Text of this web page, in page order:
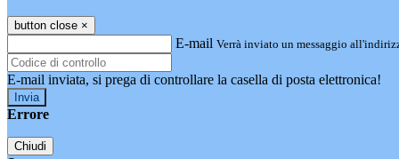
button close ×
E-mail Verrà inviato un messaggio
E-mail inviata, si prega di controllare la casella di posta elettronica!
Errore
Chiudi